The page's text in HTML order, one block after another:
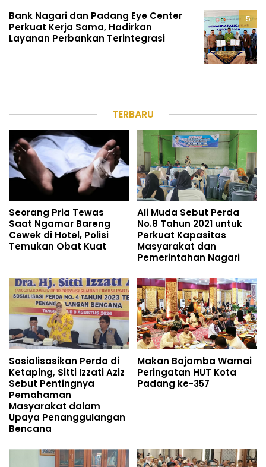
Bank Nagari dan Padang Eye Center
Perkuat Kerja Sama, Hadirkan
Layanan Perbankan Terintegrasi
TERBARU
Seorang Pria Tewas
Saat Ngamar Bareng
Cewek di Hotel, Polisi
Temukan Obat Kuat
Ali Muda Sebut Perda
No.8 Tahun 2021 untuk
Perkuat Kapasitas
Masyarakat dan
Pemerintahan Nagari
Sosialisasikan Perda di
Ketaping, Sitti Izzati Aziz
Sebut Pentingnya
Pemahaman
Masyarakat dalam
Upaya Penanggulangan
Bencana
Makan Bajamba Warnai
Peringatan HUT Kota
Padang ke-357